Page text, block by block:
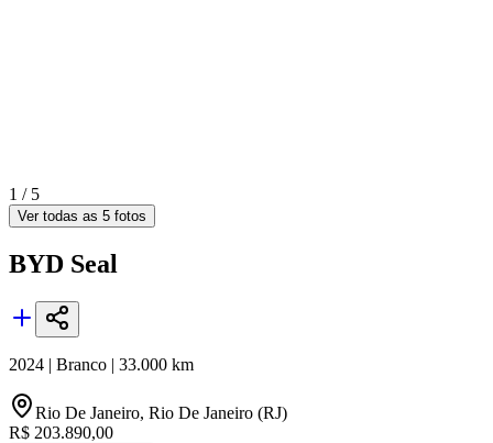
1 / 5
Ver todas as 5 fotos
BYD Seal
2024 | Branco | 33.000 km
Rio De Janeiro, Rio De Janeiro (RJ)
R$ 203.890,00